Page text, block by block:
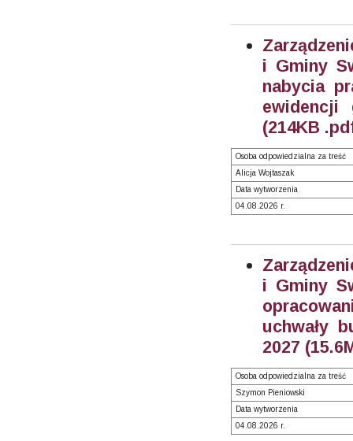
i Gminy
nabycia
ewidencji
(214KB
Osoba odpowiedzialna za treść
Alicja Wojtaszak
Data wytworzenia
04.08.2026 r.
i Gminy
uchwały
2027
Osoba odpowiedzialna za treść
Szymon Pieniowski
Data wytworzenia
04.08.2026 r.